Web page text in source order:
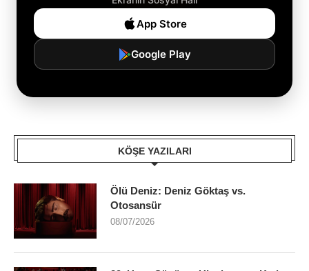
App Store
Google Play
KÖŞE YAZILARI
Ölü Deniz: Deniz Göktaş vs.
Otosansür
08/07/2026